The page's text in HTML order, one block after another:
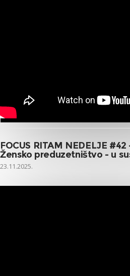
FOCUS RITAM NEDELJE
Žensko preduzetništvo - u
23.11.2025.